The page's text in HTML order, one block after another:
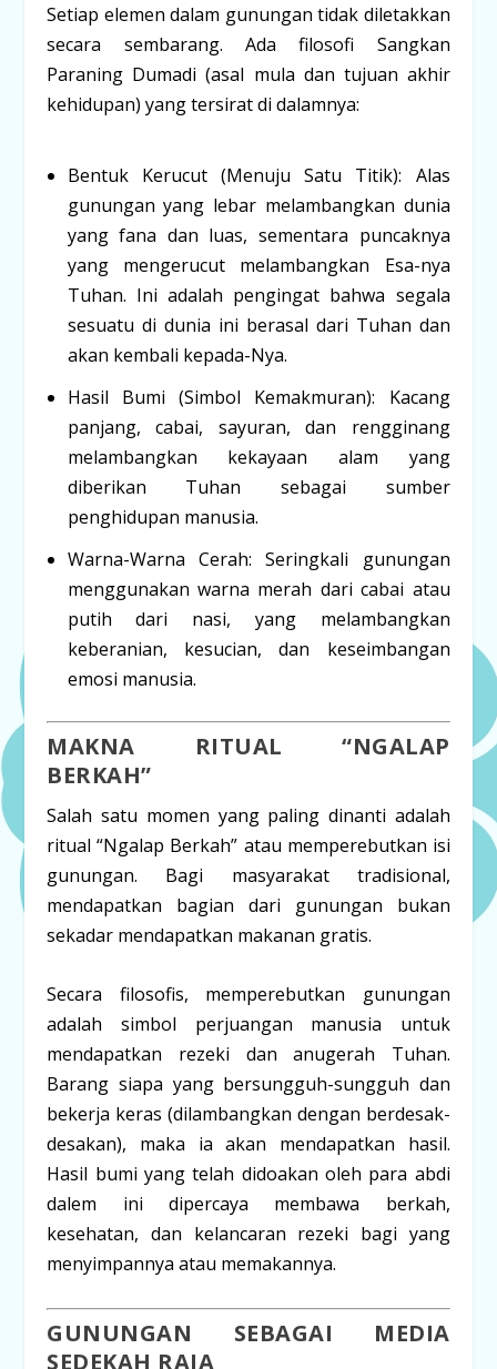
Setiap elemen dalam gunungan tidak diletakkan
secara sembarang. Ada filosofi Sangkan
Paraning Dumadi (asal mula dan tujuan akhir
kehidupan) yang tersirat di dalamnya:
Bentuk Kerucut (Menuju Satu Titik): Alas
gunungan yang lebar melambangkan dunia
yang fana dan luas, sementara puncaknya
yang mengerucut melambangkan Esa-nya
Tuhan. Ini adalah pengingat bahwa segala
sesuatu di dunia ini berasal dari Tuhan dan
akan kembali kepada-Nya.
Hasil Bumi (Simbol Kemakmuran): Kacang
panjang, cabai, sayuran, dan rengginang
melambangkan kekayaan alam yang
diberikan Tuhan sebagai sumber
penghidupan manusia.
Warna-Warna Cerah: Seringkali gunungan
menggunakan warna merah dari cabai atau
putih dari nasi, yang melambangkan
keberanian, kesucian, dan keseimbangan
emosi manusia.
MAKNA RITUAL “NGALAP
BERKAH”
Salah satu momen yang paling dinanti adalah
ritual“Ngalap Berkah” atau memperebutkan isi
gunungan. Bagi masyarakat tradisional,
mendapatkan bagian dari gunungan bukan
sekadar mendapatkan makanan gratis.
Secara filosofis, memperebutkan gunungan
adalah simbol perjuangan manusia untuk
mendapatkan rezeki dan anugerah Tuhan.
Barang siapa yang bersungguh-sungguh dan
bekerja keras (dilambangkan dengan berdesak-
desakan), maka ia akan mendapatkan hasil.
Hasil bumi yang telah didoakan oleh para abdi
dalem ini dipercaya membawa berkah,
kesehatan, dan kelancaran rezeki bagi yang
menyimpannya atau memakannya.
GUNUNGAN SEBAGAI MEDIA
SEDEKAH RAJA